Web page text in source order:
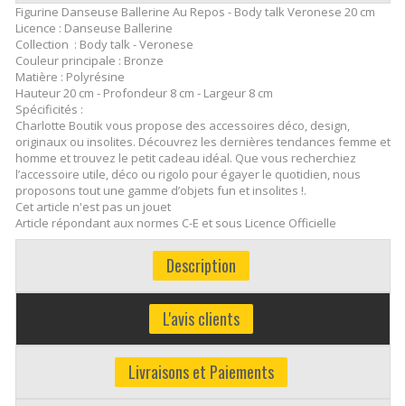
Figurine Danseuse Ballerine Au Repos - Body talk Veronese 20 cm
Licence : Danseuse Ballerine
Collection : Body talk - Veronese
Couleur principale : Bronze
Matière : Polyrésine
Hauteur 20 cm - Profondeur 8 cm - Largeur 8 cm
Spécificités :
Charlotte Boutik vous propose des accessoires déco, design,
originaux ou insolites. Découvrez les dernières tendances femme et
homme et trouvez le petit cadeau idéal. Que vous recherchiez
l’accessoire utile, déco ou rigolo pour égayer le quotidien, nous
proposons tout une gamme d’objets fun et insolites !.
Cet article n'est pas un jouet
Article répondant aux normes C-E et sous Licence Officielle
Description
L'avis clients
Livraisons et Paiements